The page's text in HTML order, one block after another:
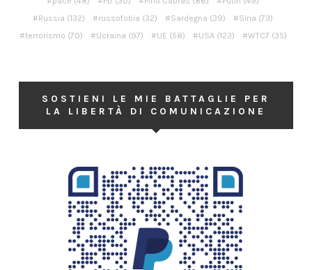
Russia (132) russofobia (32) Sardegna (39) Siria (73)
terrorismo (70) Ucraina (97) UE (58) USA(123) WTC7 (35)
SOSTIENI LE MIE BATTAGLIE PER
LA LIBERTÀ DI COMUNICAZIONE